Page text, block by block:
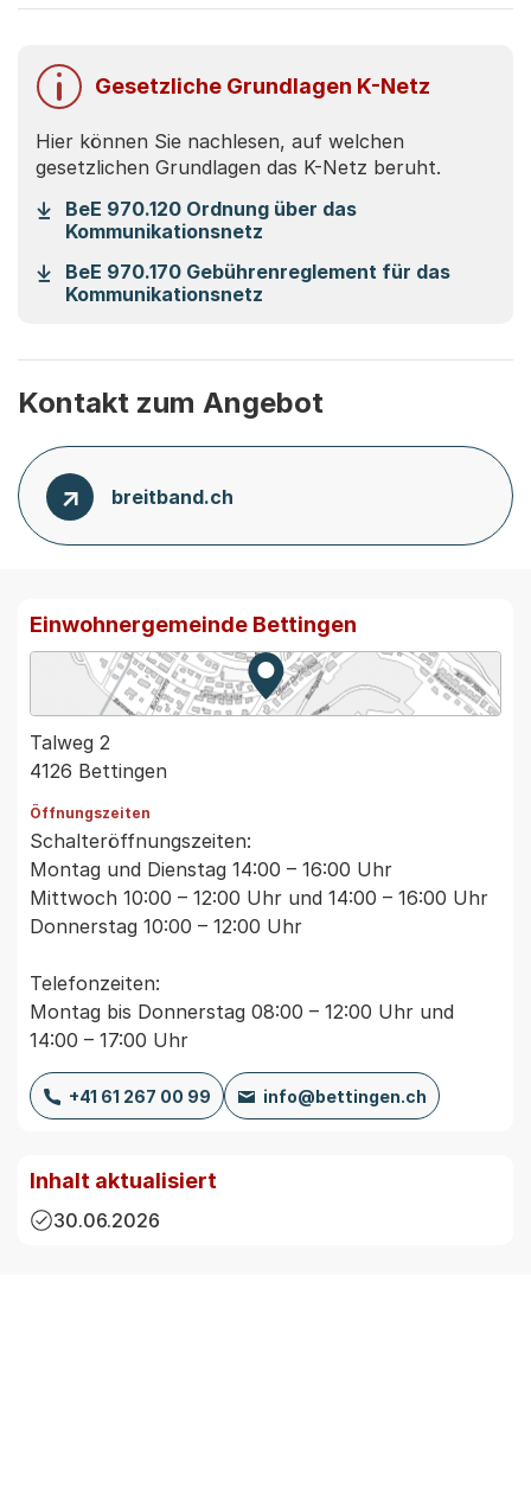
Gesetzliche Grundlagen K-Netz
Hier können Sie nachlesen, auf welchen
gesetzlichen Grundlagen das K-Netz beruht.
BeE 970.120 Ordnung über das
Kommunikationsnetz
BeE 970.170 Gebührenreglement für das
Kommunikationsnetz
Kontakt zum Angebot
breitband.ch
Einwohnergemeinde Bettingen
Zur Karte von MapBS.
Externer Link, wird in einem
Talweg 2
4126 Bettingen
Öffnungszeiten
Schalteröffnungszeiten:
Montag und Dienstag 14:00 – 16:00 Uhr
Mittwoch 10:00 – 12:00 Uhr und 14:00 – 16:00 Uhr
Donnerstag 10:00 – 12:00 Uhr
Telefonzeiten:
Montag bis Donnerstag 08:00 – 12:00 Uhr und
14:00 – 17:00 Uhr
+41 61 267 00 99 info@bettingen.ch
Inhalt aktualisiert
30.06.2026